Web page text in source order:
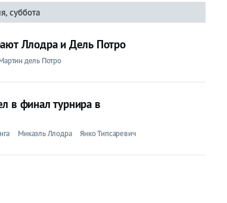
суббота
Ллодра и Дель Потро
дель Потро
в финал турнира в
Микаэль Ллодра Янко Типсаревич